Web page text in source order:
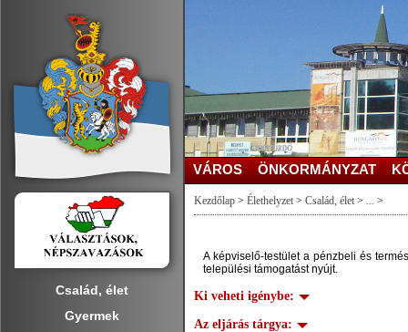
Család, élet
Gyermek
VÁROS ÖNKORMÁNYZAT
Kezdőlap > Élethelyzet > Család, élet > ... >
A képviselő-testület a pénzbeli és
települési támogatást nyújt.
Ki veheti igénybe:
Az eljárás tárgya: